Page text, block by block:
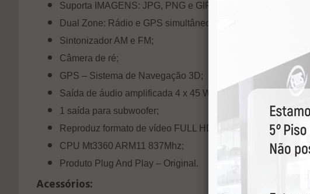
Suporta IMAGENS: JPG, PNG e GIF;
Dual Zone: Rádio e GPS simultâneo;
Sintonizador AM e FM;
Câmera de ré;
GPS – Sistema de Navegação 3D;
Saída de áudio amplificada 4 x 45 W;
1 saída para subwoofer;
Reproduz formato de vídeo FULL HD 1080p;
CPU Mt3360 ARM11 837Mhz;
Produto Plug And Play – Original.
Acessórios: